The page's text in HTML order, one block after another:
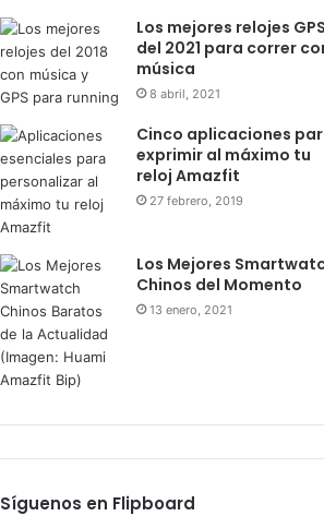
Los mejores relojes GPS
del 2021 para correr
música
8 abril, 2021
Cinco aplicaciones
exprimir al máximo tu
reloj Amazfit
27 febrero, 2019
Los Mejores
Chinos del Momento
13 enero, 2021
Síguenos en Flipboard